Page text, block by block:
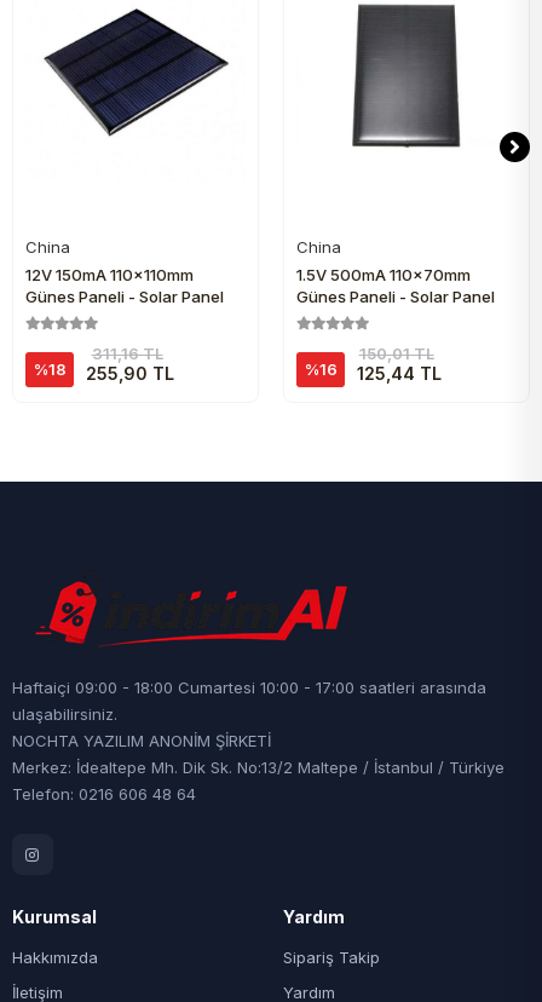
China
12V 150mA 110x110mm
Güneş Paneli - Solar Panel
%18
311,16 TL
255,90 TL
China
1.5V 500mA 110x70mm
Güneş Paneli - Solar Panel
%16
150,01 TL
125,44 TL
Haftaiçi 09:00 - 18:00 Cumartesi 10:00 - 17:00 saatleri arasında
ulaşabilirsiniz.
NOCHTA YAZILIM ANONİM ŞİRKETİ
Merkez: İdealtepe Mh. Dik Sk. No:13/2 Maltepe / İstanbul / Türkiye
Telefon: 0216 606 48 64
Kurumsal
Hakkımızda
İletişim
Yardım
Sipariş Takip
Yardım